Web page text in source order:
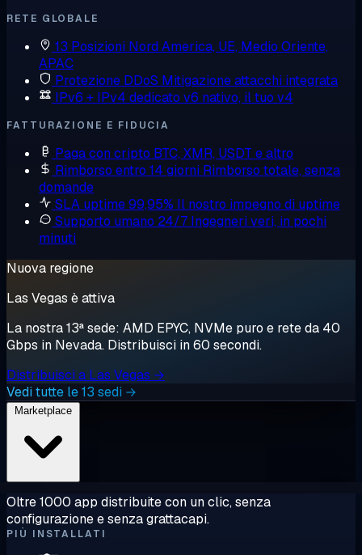
RETE GLOBALE
13 Posizioni Nord America, UE, Medio Oriente,
APAC
Protezione DDoS Mitigazione attacchi integrata
IPv6 + IPv4 dedicato v6 nativo, il tuo v4
FATTURAZIONE E FIDUCIA
Paga con cripto BTC, XMR, USDT e altro
Rimborso entro 14 giorni Rimborso totale, senza
domande
SLA uptime 99,95% Il nostro impegno di uptime
Supporto umano 24/7 Ingegneri veri, in pochi
minuti
Nuova regione
Las Vegas è attiva
La nostra 13ª sede: AMD EPYC, NVMe puro e rete da 40
Gbps in Nevada. Distribuisci in 60 secondi.
Distribuisci a Las Vegas →
Vedi tutte le 13 sedi →
Oltre 1000 app distribuite con un clic, senza
configurazione e senza grattacapi.
PIÙ INSTALLATI